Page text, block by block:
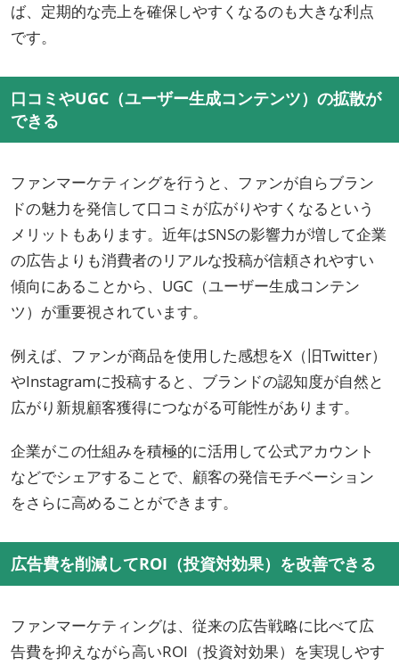
ば、定期的な売上を確保しやすくなるのも大きな利点
です。
口コミやUGC（ユーザー生成コンテンツ）の拡散が
できる
ファンマーケティングを行うと、ファンが自らブラン
ドの魅力を発信して口コミが広がりやすくなるという
メリットもあります。近年はSNSの影響力が増して企業
の広告よりも消費者のリアルな投稿が信頼されやすい
傾向にあることから、UGC（ユーザー生成コンテン
ツ）が重要視されています。
例えば、ファンが商品を使用した感想をX（旧Twitter）
やInstagramに投稿すると、ブランドの認知度が自然と
広がり新規顧客獲得につながる可能性があります。
企業がこの仕組みを積極的に活用して公式アカウント
などでシェアすることで、顧客の発信モチベーション
をさらに高めることができます。
広告費を削減してROI（投資対効果）を改善できる
ファンマーケティングは、従来の広告戦略に比べて広
告費を抑えながら高いROI（投資対効果）を実現しやす